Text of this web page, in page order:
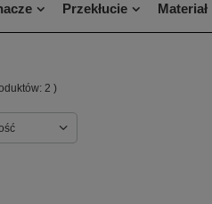
Przekłucie Materiał
2 )